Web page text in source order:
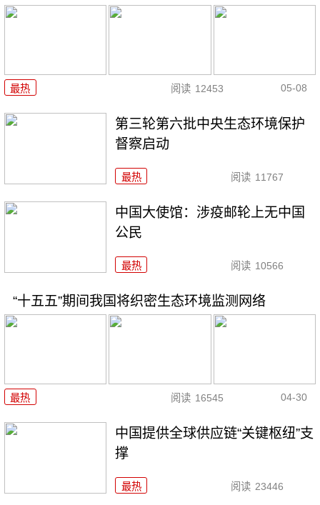
最热 阅读 12453 05-08
第三轮第六批中央生态环境保护
督察启动
最热 阅读 11767
中国大使馆：涉疫邮轮上无中国
公民
最热 阅读 10566
“十五五”期间我国将织密生态环境监测网络
最热 阅读 16545 04-30
中国提供全球供应链“关键枢纽”支
撑
最热 阅读 23446